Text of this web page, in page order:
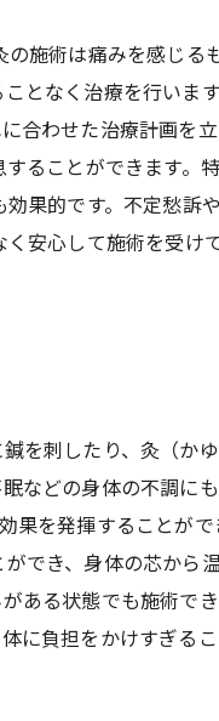
施術は痛みを感じる
となく治療を行いま
合わせた治療計画を
ることができます。
果的です。不定愁訴
安心して施術を受け
を刺したり、灸（か
などの身体の不調に
果を発揮することが
き、身体の芯から温
ある状態でも施術で
に負担をかけすぎる